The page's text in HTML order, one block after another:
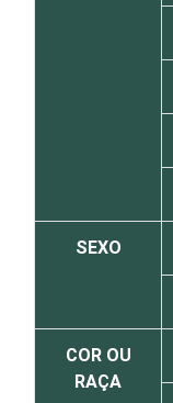
SEXO
COR OU
RAÇA